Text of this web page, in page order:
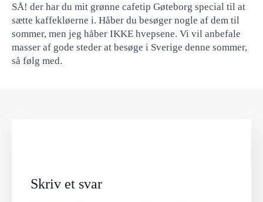
SÅ! der har du mit grønne cafetip Gøteborg special til at
sætte kaffekløerne i. Håber du besøger nogle af dem til
sommer, men jeg håber IKKE hvepsene. Vi vil anbefale
masser af gode steder at besøge i Sverige denne sommer,
så følg med.
Skriv et svar